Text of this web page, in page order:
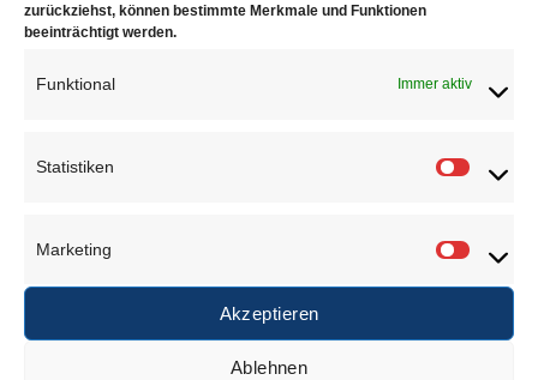
zurückziehst, können bestimmte Merkmale und Funktionen
beeinträchtigt werden.
Funktional Immer aktiv
Statistiken
Marketing
Akzeptieren
Ablehnen
Material: Inox Stahl
ÄHNLICHE PRODUKTE